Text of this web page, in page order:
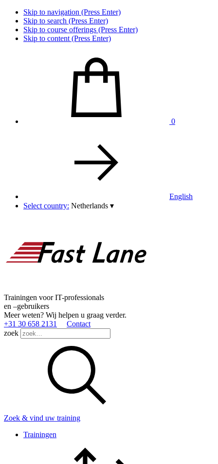
Skip to navigation (Press Enter)
Skip to search (Press Enter)
Skip to course offerings (Press Enter)
Skip to content (Press Enter)
0
English
Select country: Netherlands ▾
Trainingen voor IT-professionals
en –gebruikers
Meer weten? Wij helpen u graag verder.
+31 30 658 2131
Contact
zoek
Zoek & vind uw training
Trainingen